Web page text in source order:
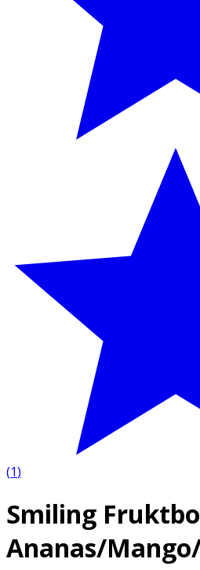
(1)
Smiling
Ananas/